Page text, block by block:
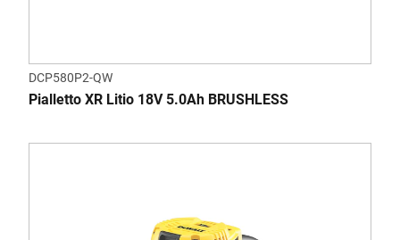
DCP580P2-QW
Pialletto XR Litio 18V 5.0Ah BRUSHLESS